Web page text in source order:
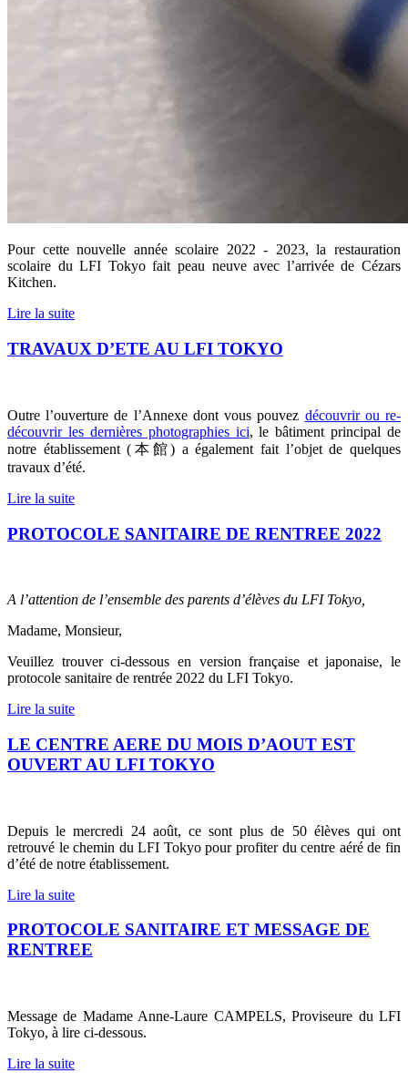
Pour cette nouvelle année scolaire 2022 - 2023, la restauration
scolaire du LFI Tokyo fait peau neuve avec l’arrivée de Cézars
Kitchen.
Lire la suite
TRAVAUX D’ETE AU LFI TOKYO
Outre l’ouverture de l’Annexe dont vous pouvez découvrir ou re-
découvrir les dernières photographies ici, le bâtiment principal de
notre établissement ( 本館) a également fait l’objet de quelques
travaux d’été.
Lire la suite
PROTOCOLE SANITAIRE DE RENTREE 2022
A l’attention de l’ensemble des parents d’élèves du LFI Tokyo,
Madame, Monsieur,
Veuillez trouver ci-dessous en version française et japonaise, le
protocole sanitaire de rentrée 2022 du LFI Tokyo.
Lire la suite
LE CENTRE AERE DU MOIS D’AOUT EST
OUVERT AU LFI TOKYO
Depuis le mercredi 24 août, ce sont plus de 50 élèves qui ont
retrouvé le chemin du LFI Tokyo pour profiter du centre aéré de fin
d’été de notre établissement.
Lire la suite
PROTOCOLE SANITAIRE ET MESSAGE DE
RENTREE
Message de Madame Anne-Laure CAMPELS, Proviseure du LFI
Tokyo, à lire ci-dessous.
Lire la suite